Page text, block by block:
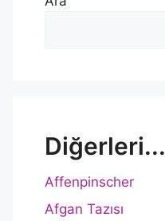
Diğerleri...
Affenpinscher
Afgan Tazısı